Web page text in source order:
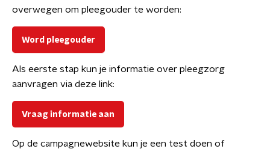
overwegen om pleegouder te worden:
Word pleegouder
Als eerste stap kun je informatie over pleegzorg
aanvragen via deze link:
Vraag informatie aan
Op de campagnewebsite kun je een test doen of